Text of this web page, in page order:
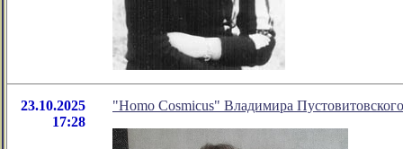
23.10.2025
17:28
"Homo Cosmicus" Владимира Пустовитовского